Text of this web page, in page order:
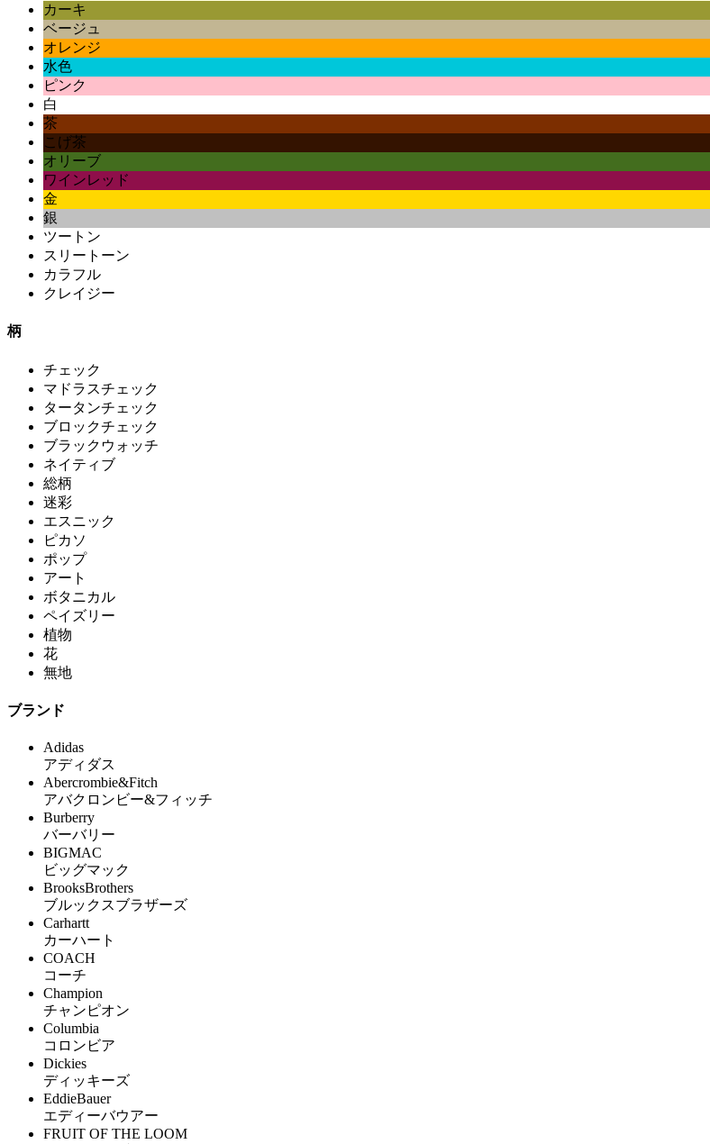
カーキ
ベージュ
オレンジ
水色
ピンク
白
茶
こげ茶
オリーブ
ワインレッド
金
銀
ツートン
スリートーン
カラフル
クレイジー
柄
チェック
マドラスチェック
タータンチェック
ブロックチェック
ブラックウォッチ
ネイティブ
総柄
迷彩
エスニック
ピカソ
ポップ
アート
ボタニカル
ペイズリー
植物
花
無地
ブランド
Adidas
アディダス
Abercrombie&Fitch
アバクロンビー&フィッチ
Burberry
バーバリー
BIGMAC
ビッグマック
BrooksBrothers
ブルックスブラザーズ
Carhartt
カーハート
COACH
コーチ
Champion
チャンピオン
Columbia
コロンビア
Dickies
ディッキーズ
EddieBauer
エディーバウアー
FRUIT OF THE LOOM